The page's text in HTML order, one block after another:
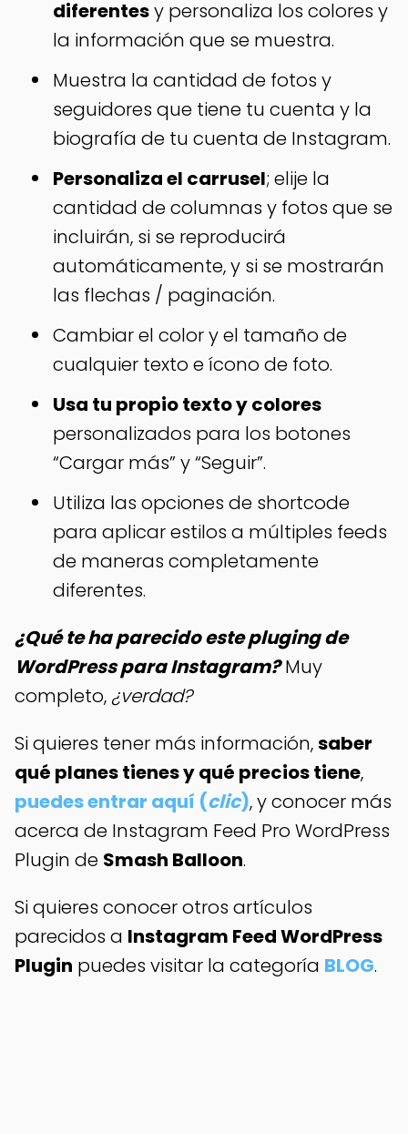
diferentesy personaliza los colores y
la información que se muestra.
Muestra la cantidad de fotos y
seguidores que tiene tu cuenta y la
biografía de tu cuenta de Instagram.
Personaliza el carrusel; elije la
cantidad de columnas y fotos que se
incluirán, si se reproducirá
automáticamente, y si se mostrarán
las flechas / paginación.
Cambiar el color y el tamaño de
cualquier texto e ícono de foto.
Usa tu propio texto y colores
personalizados para los botones
“Cargar más” y “Seguir”.
Utiliza las opciones de shortcode
para aplicar estilos a múltiples feeds
de maneras completamente
diferentes.
¿Qué te ha parecido este pluging de
WordPress para Instagram?Muy
completo,¿verdad?
Si quieres tener más información,saber
qué planes tienes y qué precios tiene,
puedes entrar aquí (clic), y conocer más
acerca de Instagram Feed Pro WordPress
Plugin de Smash Balloon.
Si quieres conocer otros artículos
parecidos a Instagram Feed WordPress
Plugin puedes visitar la categoría BLOG.